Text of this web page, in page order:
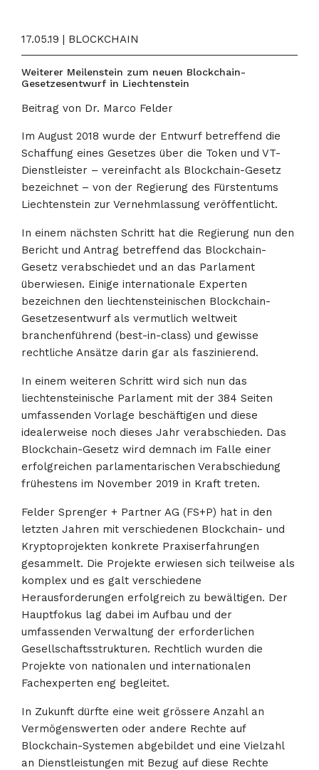
17.05.19 | BLOCKCHAIN
Weiterer Meilenstein zum neuen Blockchain-
Gesetzesentwurf in Liechtenstein
Beitrag von Dr. Marco Felder
Im August 2018 wurde der Entwurf betreffend die
Schaffung eines Gesetzes über die Token und VT-
Dienstleister – vereinfacht als Blockchain-Gesetz
bezeichnet – von der Regierung des Fürstentums
Liechtenstein zur Vernehmlassung veröffentlicht.
In einem nächsten Schritt hat die Regierung nun den
Bericht und Antrag betreffend das Blockchain-
Gesetz verabschiedet und an das Parlament
überwiesen. Einige internationale Experten
bezeichnen den liechtensteinischen Blockchain-
Gesetzesentwurf als vermutlich weltweit
branchenführend (best-in-class) und gewisse
rechtliche Ansätze darin gar als faszinierend.
In einem weiteren Schritt wird sich nun das
liechtensteinische Parlament mit der 384 Seiten
umfassenden Vorlage beschäftigen und diese
idealerweise noch dieses Jahr verabschieden. Das
Blockchain-Gesetz wird demnach im Falle einer
erfolgreichen parlamentarischen Verabschiedung
frühestens im November 2019 in Kraft treten.
Felder Sprenger + Partner AG (FS+P) hat in den
letzten Jahren mit verschiedenen Blockchain- und
Kryptoprojekten konkrete Praxiserfahrungen
gesammelt. Die Projekte erwiesen sich teilweise als
komplex und es galt verschiedene
Herausforderungen erfolgreich zu bewältigen. Der
Hauptfokus lag dabei im Aufbau und der
umfassenden Verwaltung der erforderlichen
Gesellschaftsstrukturen. Rechtlich wurden die
Projekte von nationalen und internationalen
Fachexperten eng begleitet.
In Zukunft dürfte eine weit grössere Anzahl an
Vermögenswerten oder andere Rechte auf
Blockchain-Systemen abgebildet und eine Vielzahl
an Dienstleistungen mit Bezug auf diese Rechte